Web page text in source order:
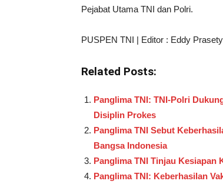
Pejabat Utama TNI dan Polri.
PUSPEN TNI | Editor : Eddy
Related Posts:
Panglima TNI: TNI-Polri
Disiplin Prokes
Panglima TNI Sebut
Bangsa Indonesia
Panglima TNI Tinjau Kesiapan
Panglima TNI: Keberhasilan